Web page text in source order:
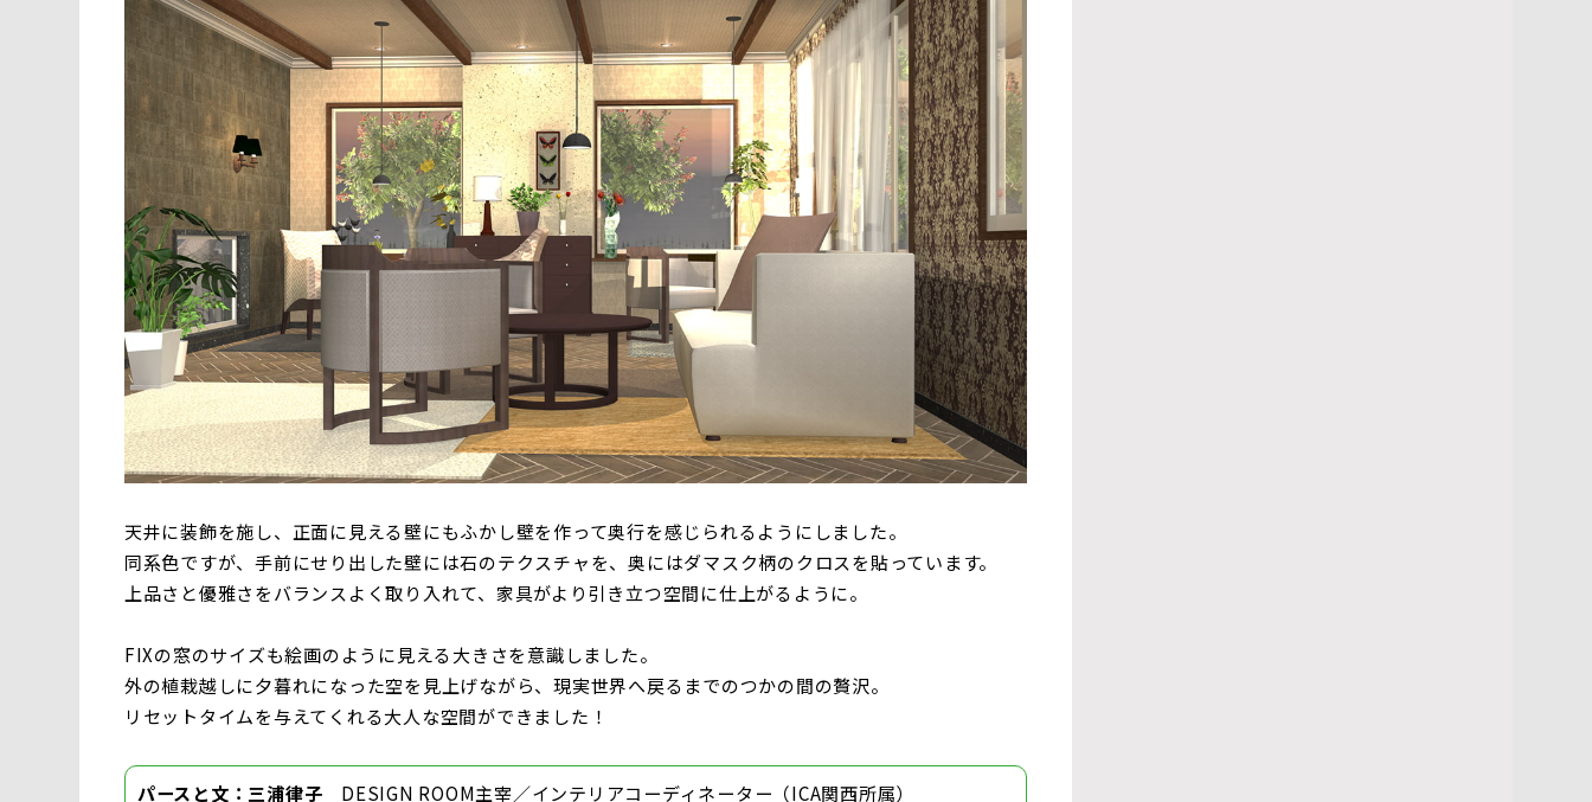
天井に装飾を施し、正面に見える壁にもふかし壁を作って奥行を感じられるようにしました。
同系色ですが、手前にせり出した壁には石のテクスチャを、奥にはダマスク柄のクロスを貼っています。
上品さと優雅さをバランスよく取り入れて、家具がより引き立つ空間に仕上がるように。
FIXの窓のサイズも絵画のように見える大きさを意識しました。
外の植栽越しに夕暮れになった空を見上げながら、現実世界へ戻るまでのつかの間の贅沢。
リセットタイムを与えてくれる大人な空間ができました！
パースと文：三浦律子 DESIGN ROOM主宰／インテリアコーディネーター（ICA関西所属）